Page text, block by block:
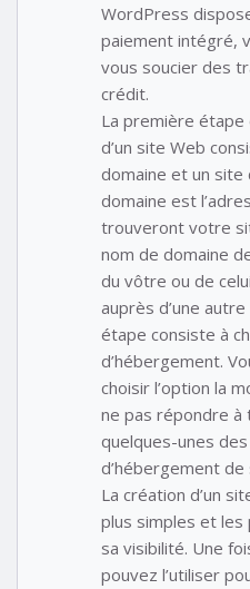
WordPress
paiement intégré,
vous soucier des
crédit.
La première
d’un site Web
domaine et un site
domaine est
trouveront votre
nom de domaine
du vôtre ou de
auprès d’une
étape consiste à
d’hébergement.
choisir l’option la
ne pas répondre à
quelques-unes
d’hébergement de
La création d’un
plus simples et les
sa visibilité. Une
pouvez l’utiliser